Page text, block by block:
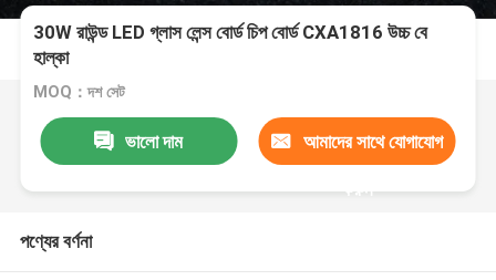
30W রাউন্ড LED গ্লাস লেন্স বোর্ড চিপ বোর্ড CXA1816 উচ্চ বে
হাল্কা
MOQ：দশ সেট
ভালো দাম আমাদের সাথে যোগাযোগ
করুন
পণ্যের বর্ণনা